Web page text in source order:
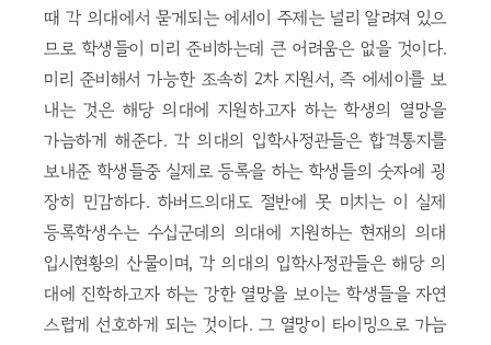
때 각 의대에서 묻게되는 에세이 주제는 널리 알려져 있으
므로 학생들이 미리 준비하는데 큰 어려움은 없을 것이다.
미리 준비해서 가능한 조속히 2차 지원서, 즉 에세이를 보
내는 것은 해당 의대에 지원하고자 하는 학생의 열망을
가늠하게 해준다. 각 의대의 입학사정관들은 합격통지를
보내준 학생들중 실제로 등록을 하는 학생들의 숫자에 굉
장히 민감하다. 하버드의대도 절반에 못 미치는 이 실제
등록학생수는 수십군데의 의대에 지원하는 현재의 의대
입시현황의 산물이며, 각 의대의 입학사정관들은 해당 의
대에 진학하고자 하는 강한 열망을 보이는 학생들을 자연
스럽게 선호하게 되는 것이다. 그 열망이 타이밍으로 가늠